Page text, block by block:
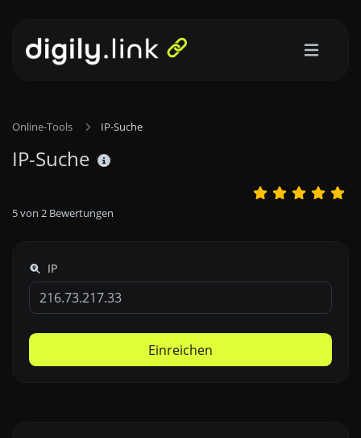
Online-Tools IP-Suche
IP-Suche
5von 2 Bewertungen
IP
Einreichen